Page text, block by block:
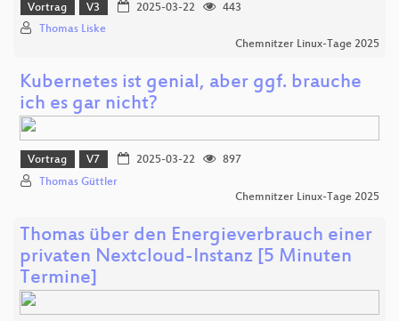
Vortrag V3 2025-03-22
443
Thomas Liske
Chemnitzer Linux-Tage 2025
Kubernetes ist genial, aber ggf. brauche
ich es gar nicht?
Vortrag V7 2025-03-22
897
Thomas Güttler
Chemnitzer Linux-Tage 2025
Thomas über den Energieverbrauch einer
privaten Nextcloud-Instanz [5 Minuten
Termine]